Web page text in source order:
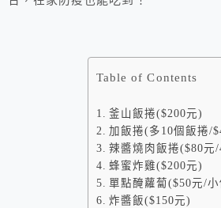
Table of Contents
釜山飯捲($200元)
加飯捲(多10個飯捲/
辣醬燒肉飯捲($80元
蜂蜜炸雞($200元)
單點醃蘿蔔($50元/小
炸醬飯($150元)